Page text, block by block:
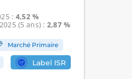
:4,52 %
2025 (5 ans) :2,87 %
Marché Primaire
Label ISR